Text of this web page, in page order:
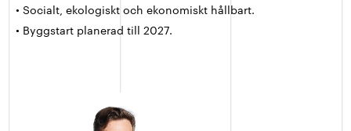
• Socialt, ekologiskt och ekonomiskt hållbart.
• Byggstart planerad till 2027.